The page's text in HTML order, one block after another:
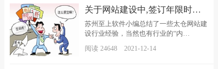
您介绍怎样制作网站整个过程，以帮助您
在第一次正确完成任何事情。从规划其内
容开始创建网站规划您...
关于网站建设中,签订年限时长的猫腻儿
苏州至上软件小编总结了一些太仓网站建
设行业经验，当然也有行业的“内
幕”和“潜规则”，我们总是收到新访客户
的一个问题，这里我们着重说下这个疑
阅读 24648 2021-12-14